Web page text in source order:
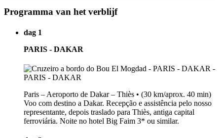
Programma van het verblijf
dag 1
PARIS - DAKAR
Paris – Aeroporto de Dakar – Thiès • (30 km/aprox. 40 min)
Voo com destino a Dakar. Recepção e assistência pelo nosso
representante, depois traslado para Thiès, antiga capital
ferroviária. Noite no hotel Big Faim 3* ou similar.